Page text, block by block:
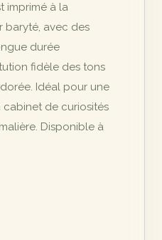
imprimé à la
baryté, avec des
durée
fidèle des tons
Idéal pour une
de curiosités
Disponible à